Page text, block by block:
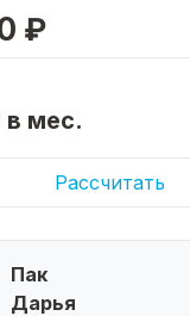
₽
в мес.
Рассчитать
Пак
Дарья